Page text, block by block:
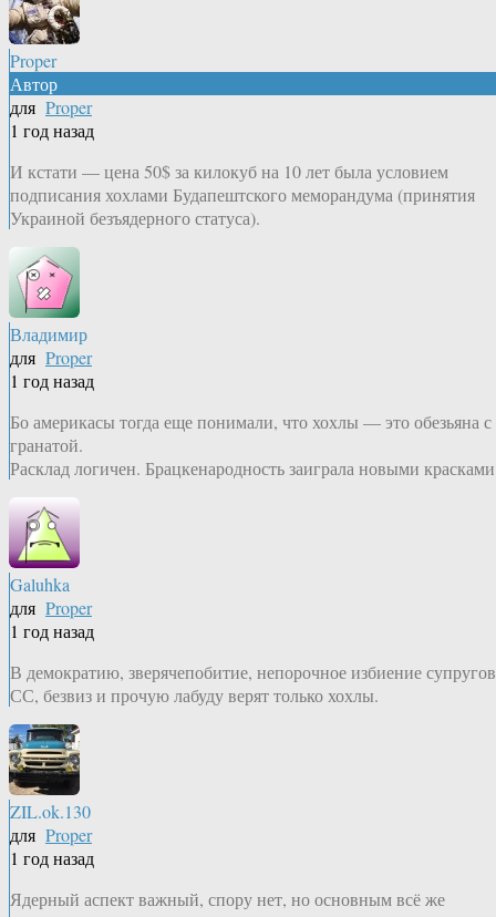
Proper
Автор
для Proper
1 год назад
И кстати — цена 50$ за килокуб на 10 лет была условием
подписания хохлами Будапештского меморандума (принятия
Украиной безъядерного статуса).
Владимир
для Proper
1 год назад
Бо америкасы тогда еще понимали, что хохлы — это обезьяна с
гранатой.
Расклад логичен. Брацкенародность заиграла новыми
Galuhka
для Proper
1 год назад
В демократию, зверячепобитие, непорочное избиение супругов
СС, безвиз и прочую лабуду верят только хохлы.
ZIL.ok.130
для Proper
1 год назад
Ядерный аспект важный, спору нет, но основным всё же